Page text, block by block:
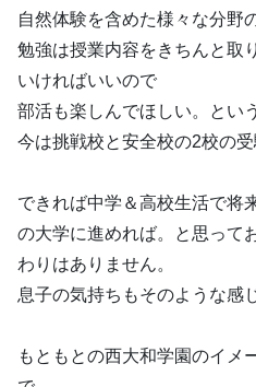
自然体験を含めた様々な分野
勉強は授業内容をきちんと取
いければいいので
部活も楽しんでほしい。とい
今は挑戦校と安全校の2校の受
できれば中学＆高校生活で将
の大学に進めれば。と思って
わりはありません。
息子の気持ちもそのような感
もともとの西大和学園のイメ